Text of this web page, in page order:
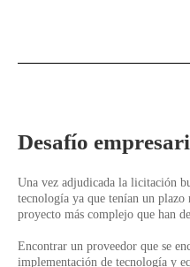
Desafío
Una vez adjudicada la licitación
tecnología ya que tenían un
proyecto más complejo que han
Encontrar un proveedor que se
implementación de tecnología y